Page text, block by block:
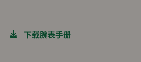
下载腕表手册